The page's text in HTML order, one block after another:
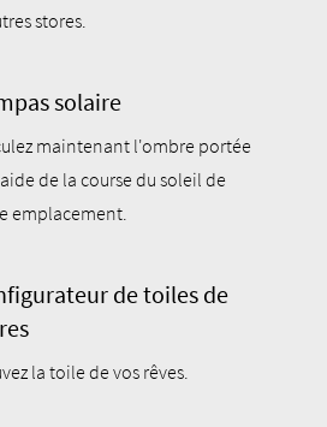
stores.
solaire
maintenant l'ombre portée
de la course du soleil de
emplacement.
de toiles de
la toile de vos rêves.